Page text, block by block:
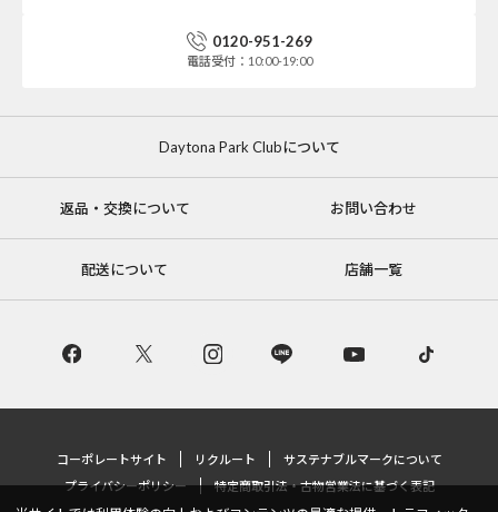
0120-951-269
電話受付：10:00-19:00
Daytona Park Clubについて
返品・交換について お問い合わせ
配送について 店舗一覧
コーポレートサイト リクルート
サステナブルマークについて
プライバシーポリシー
特定商取引法・古物営業法に基づく表記